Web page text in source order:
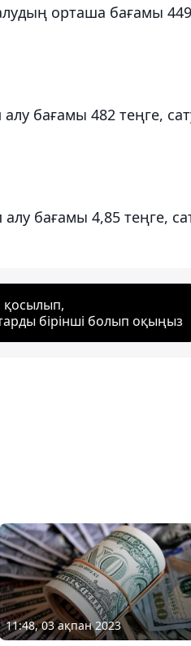
орташа бағамы 449
бағамы 482 теңге,
бағамы 4,85 теңге,
қосылып,
бірінші болып оқыңыз
11:48, 03 ақпан 2023